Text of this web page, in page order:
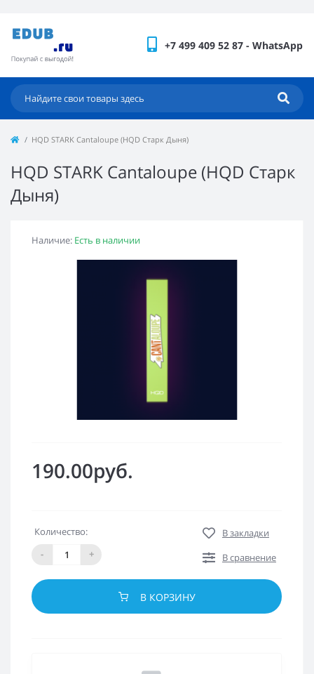
+7 499 409 52 87 - WhatsApp
HQD STARK Cantaloupe (HQD Старк Дыня)
HQD STARK Cantaloupe (HQD Старк
Дыня)
Наличие: Есть в наличии
190.00руб.
Количество:
-
+
В закладки
В сравнение
В КОРЗИНУ